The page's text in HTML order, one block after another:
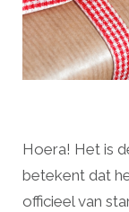
Hoera! Het is
betekent dat
officieel van